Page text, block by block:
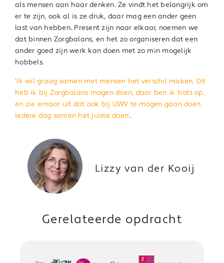
als mensen aan haar denken. Ze vindt het belangrijk om
er te zijn, ook al is ze druk, daar mag een ander geen
last van hebben. Present zijn naar elkaar, noemen we
dat binnen Zorgbalans, en het zo organiseren dat een
ander goed zijn werk kan doen met zo min mogelijk
hobbels.
‘Ik wil graag samen met mensen het verschil maken. Dit
heb ik bij Zorgbalans mogen doen, daar ben ik trots op,
en zie ernaar uit dat ook bij UWV te mogen gaan doen.
Iedere dag samen het juiste doen’.
Lizzy van der Kooij
Gerelateerde opdracht